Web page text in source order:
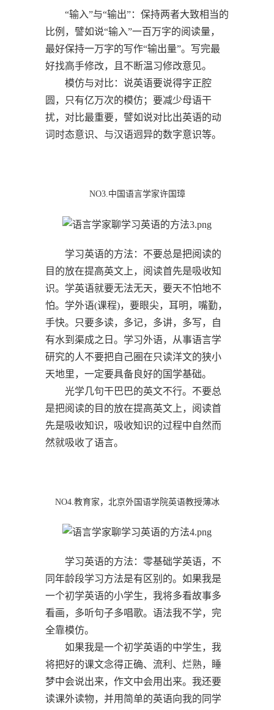
“输入”与“输出”：保持两者大致相当的
比例，譬如说“输入”一百万字的阅读量，
最好保持一万字的写作“输出量”。写完最
好找高手修改，且不断温习修改意见。
模仿与对比：说英语要说得字正腔
圆，只有亿万次的模仿；要减少母语干
扰，对比最重要，譬如说对比出英语的动
词时态意识、与汉语迥异的数字意识等。
NO3.中国语言学家许国璋
学习英语的方法：不要总是把阅读的
目的放在提高英文上，阅读首先是吸收知
识。学英语就要无法无天，要天不怕地不
怕。学外语(课程)，要眼尖，耳明，嘴勤，
手快。只要多读，多记，多讲，多写，自
有水到渠成之日。学习外语，从事语言学
研究的人不要把自己圈在只读洋文的狭小
天地里，一定要具备良好的国学基础。
光学几句干巴巴的英文不行。不要总
是把阅读的目的放在提高英文上，阅读首
先是吸收知识，吸收知识的过程中自然而
然就吸收了语言。
NO4.教育家，北京外国语学院英语教授薄冰
学习英语的方法：零基础学英语，不
同年龄段学习方法是有区别的。如果我是
一个初学英语的小学生，我将多看故事多
看画，多听句子多唱歌。语法我不学，完
全靠模仿。
如果我是一个初学英语的中学生，我
将把好的课文念得正确、流利、烂熟，睡
梦中会说出来，作文中会用出来。我还要
读课外读物，并用简单的英语向我的同学